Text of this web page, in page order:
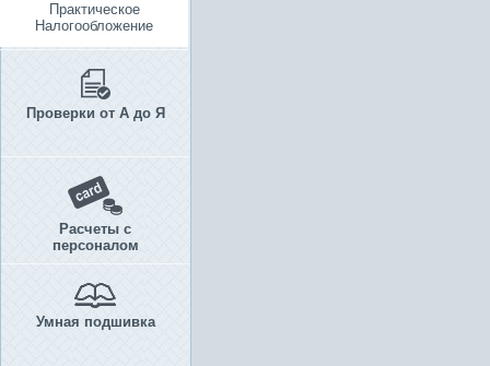
Практическое
Налогообложение
Проверки от А до Я
Расчеты с
персоналом
Умная подшивка